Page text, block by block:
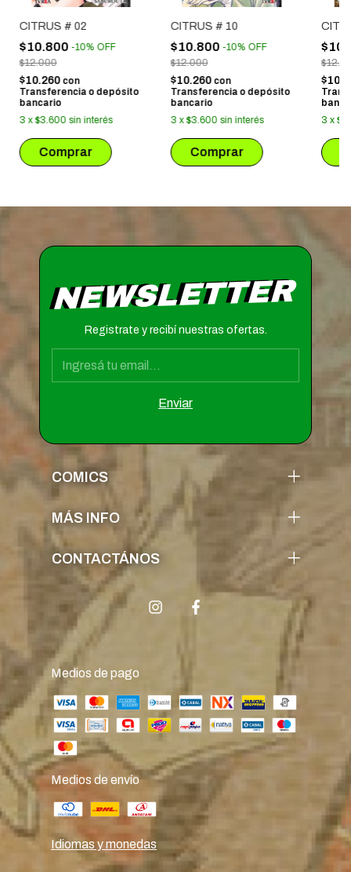
CITRUS # 02
$10.800 -10% OFF
$12.000
$10.260 con
Transferencia o depósito
bancario
3 x$3.600 sin interés
CITRUS # 10
$10.800 -10% OFF
$12.000
$10.260 con
Transferencia o depósito
bancario
3 x$3.600 sin interés
3 x
NEWSLETTER
Registrate y recibí nuestras ofertas.
COMICS
MÁS INFO
CONTACTÁNOS
Medios de pago
Medios de envío
Idiomas y monedas